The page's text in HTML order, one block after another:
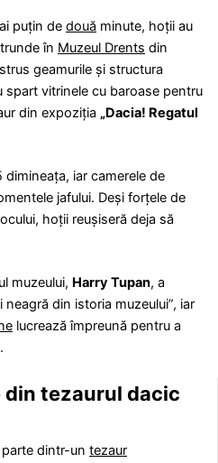
puțin de două minute, hoții au
în Muzeul Drents din
geamurile și structura
spart vitrinele cu baroase pentru
din expoziția „Dacia! Regatul
iar camerele de
jafului. Deși forțele de
hoții reușiseră deja să
muzeului, Harry Tupan, a
neagră din istoria muzeului”, iar
lucrează împreună pentru a
tezaurul dacic
dintr-un tezaur